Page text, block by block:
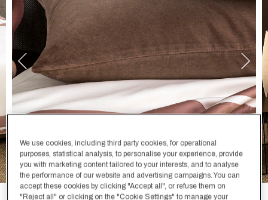
We use cookies, including third party cookies, for operational
purposes, statistical analysis, to personalise your experience, provide
you with marketing content tailored to your interests, and to analyse
the performance of our website and advertising campaigns. You can
accept these cookies by clicking "Accept all", or refuse them on
"Reject all" or clicking on the "Cookie Settings" to manage your